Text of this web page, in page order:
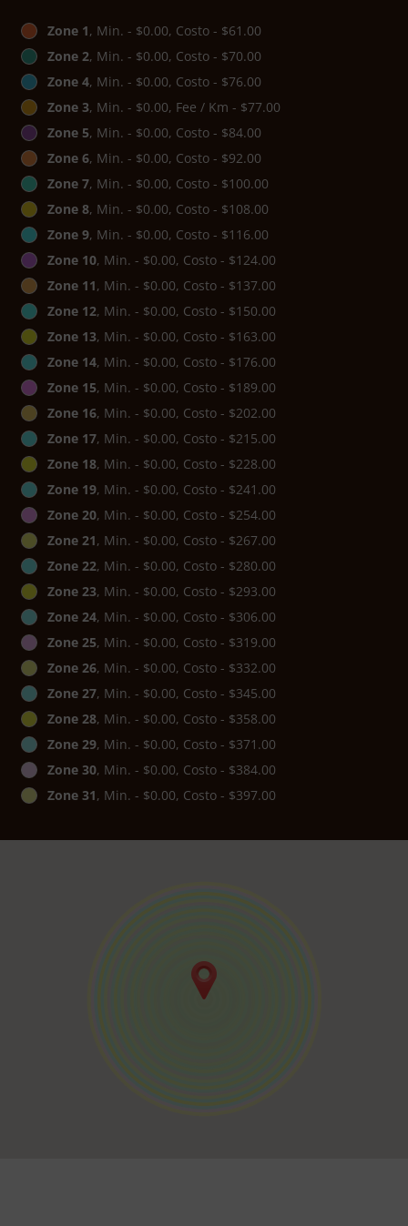
Zone 1, Min. - $0.00, Costo - $61.00
Zone 2, Min. - $0.00, Costo - $70.00
Zone 4, Min. - $0.00, Costo - $76.00
Zone 3, Min. - $0.00, Fee / Km - $77.00
Zone 5, Min. - $0.00, Costo - $84.00
Zone 6, Min. - $0.00, Costo - $92.00
Zone 7, Min. - $0.00, Costo - $100.00
Zone 8, Min. - $0.00, Costo - $108.00
Zone 9, Min. - $0.00, Costo - $116.00
Zone 10, Min. - $0.00, Costo - $124.00
Zone 11, Min. - $0.00, Costo - $137.00
Zone 12, Min. - $0.00, Costo - $150.00
Zone 13, Min. - $0.00, Costo - $163.00
Zone 14, Min. - $0.00, Costo - $176.00
Zone 15, Min. - $0.00, Costo - $189.00
Zone 16, Min. - $0.00, Costo - $202.00
Zone 17, Min. - $0.00, Costo - $215.00
Zone 18, Min. - $0.00, Costo - $228.00
Zone 19, Min. - $0.00, Costo - $241.00
Zone 20, Min. - $0.00, Costo - $254.00
Zone 21, Min. - $0.00, Costo - $267.00
Zone 22, Min. - $0.00, Costo - $280.00
Zone 23, Min. - $0.00, Costo - $293.00
Zone 24, Min. - $0.00, Costo - $306.00
Zone 25, Min. - $0.00, Costo - $319.00
Zone 26, Min. - $0.00, Costo - $332.00
Zone 27, Min. - $0.00, Costo - $345.00
Zone 28, Min. - $0.00, Costo - $358.00
Zone 29, Min. - $0.00, Costo - $371.00
Zone 30, Min. - $0.00, Costo - $384.00
Zone 31, Min. - $0.00, Costo - $397.00